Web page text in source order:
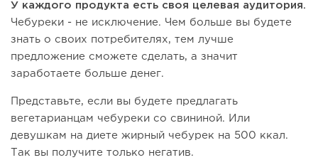
У каждого продукта есть своя целевая аудитория.
Чебуреки - не исключение. Чем больше вы будете
знать о своих потребителях, тем лучше
предложение сможете сделать, а значит
заработаете больше денег.
Представьте, если вы будете предлагать
вегетарианцам чебуреки со свининой. Или
девушкам на диете жирный чебурек на 500 ккал.
Так вы получите только негатив.